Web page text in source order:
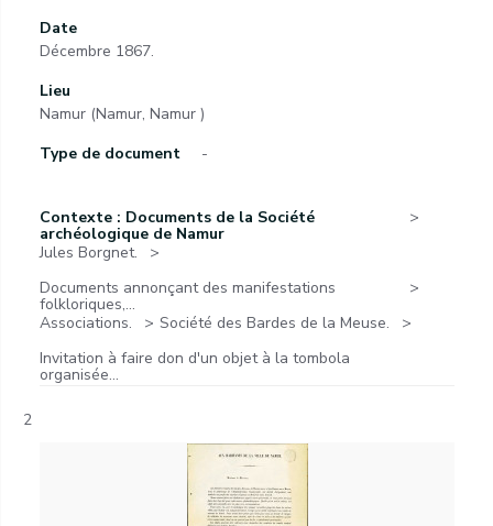
Date
Décembre 1867.
Lieu
Namur (Namur, Namur )
Type de document
-
Contexte : Documents de la Société
archéologique de Namur
Jules Borgnet.
Documents annonçant des manifestations
folkloriques,...
Associations.
Société des Bardes de la Meuse.
Invitation à faire don d'un objet à la tombola
organisée...
2